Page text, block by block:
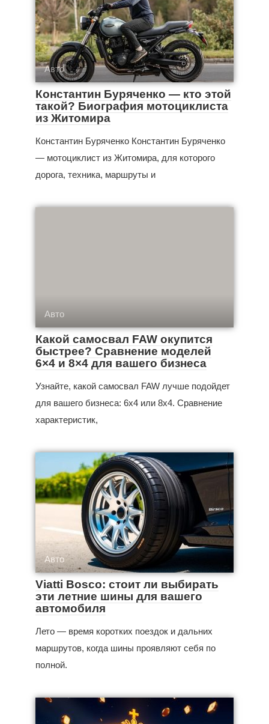
Авто
Константин Буряченко — кто этой
такой? Биография мотоциклиста
из Житомира
Константин Буряченко Константин Буряченко
— мотоциклист из Житомира, для которого
дорога, техника, маршруты и
Авто
Какой самосвал FAW окупится
быстрее? Сравнение моделей
6×4 и 8×4 для вашего бизнеса
Узнайте, какой самосвал FAW лучше подойдет
для вашего бизнеса: 6x4 или 8x4. Сравнение
характеристик,
Авто
Viatti Bosco: стоит ли выбирать
эти летние шины для вашего
автомобиля
Лето — время коротких поездок и дальних
маршрутов, когда шины проявляют себя по
полной.